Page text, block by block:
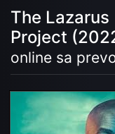
The Lazarus
Project
online sa